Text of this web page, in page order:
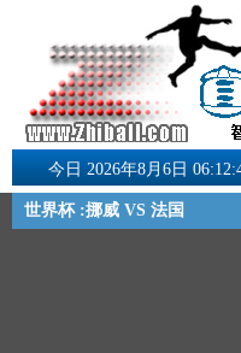
今日 2026年8月6日
世界杯 :挪威 VS 法国